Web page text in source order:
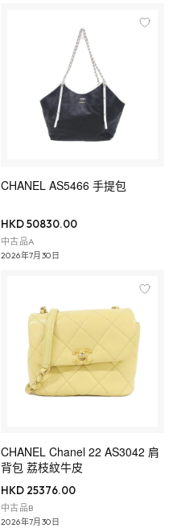
CHANEL AS5466 手提包
HKD 50830.00
中古品A
2026年7月30日
CHANEL Chanel 22 AS3042 肩
背包 荔枝紋牛皮
HKD 25376.00
中古品B
2026年7月30日